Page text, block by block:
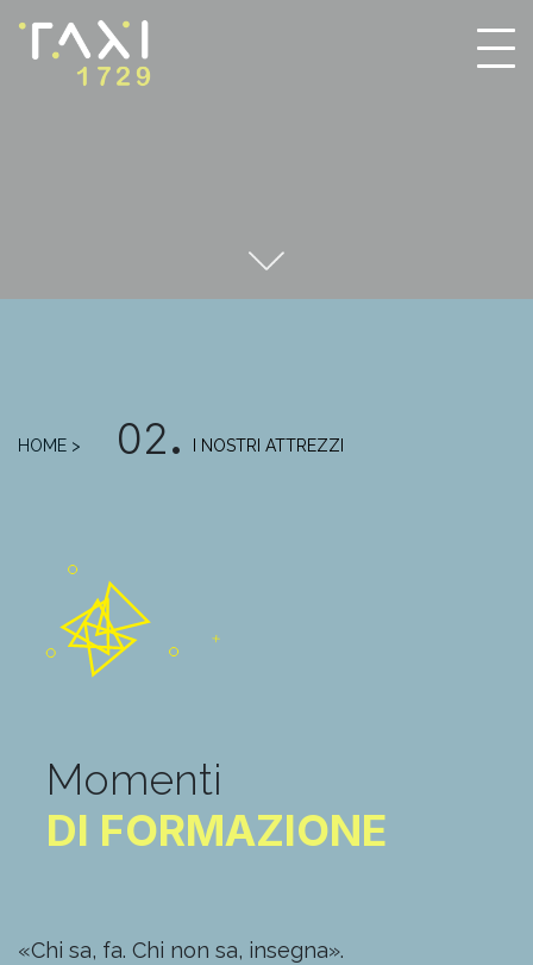
HOME > 02. I NOSTRI ATTREZZI
Momenti
DI FORMAZIONE
«Chi sa, fa. Chi non sa, insegna».